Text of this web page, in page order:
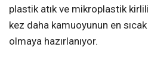
plastik atık ve mikroplastik
kez daha kamuoyunun en
olmaya hazırlanıyor.